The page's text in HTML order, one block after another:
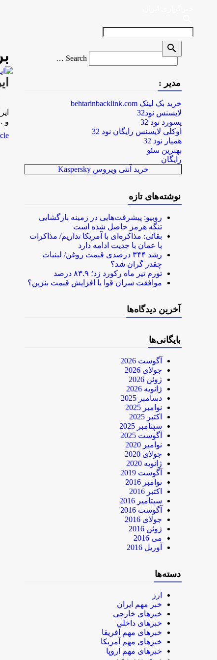
و
Search
for
Search …
search
مدیر :
خرید بک لینک behtarinbacklink.com
لایسنس نود32
پسورد نود 32
اوکلی لایسنس رایگان نود 32
همیار نود 32
بهترین سئو
رایگان
خرید آنتی ویروس Kaspersky
نوشته‌های تازه
روبیو: پیشرفت‌هایی در زمینه بازگشایی
تنگه هرمز حاصل شده است
بقائی: مذاکره‌ای با آمریکا نداریم/ مذاکرات
با عمان با جدیت ادامه دارد
رشد ۳۴۴ درصدی قیمت روغن/ لبنیات
چقدر گران شد؟
تورم تیر ماه رکورد زد؛ ۸۳.۹ درصد
موافقت سران قوا با افزایش قیمت بنزین؟
آخرین دیدگاه‌ها
بایگانی‌ها
آگوست 2026
جولای 2026
ژوئن 2026
ژانویه 2026
دسامبر 2025
نوامبر 2025
اکتبر 2025
سپتامبر 2025
آگوست 2025
نوامبر 2020
جولای 2020
ژانویه 2020
آگوست 2019
نوامبر 2016
اکتبر 2016
سپتامبر 2016
آگوست 2016
جولای 2016
ژوئن 2016
می 2016
آوریل 2016
دسته‌ها
ارز
خبر مهم ایران
خبرهای خارجی
خبرهای داخلی
خبرهای مهم آفریقا
خبرهای مهم آمریکا
خبرهای مهم اروپا